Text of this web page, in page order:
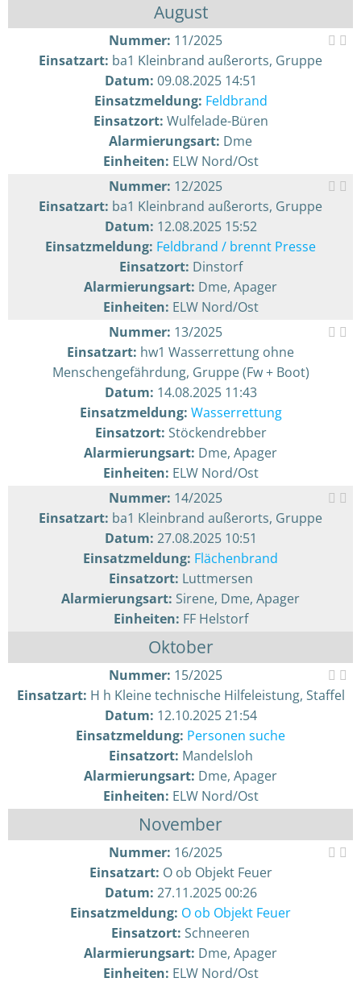
August
Nummer: 11/2025
Einsatzart: ba1 Kleinbrand außerorts, Gruppe
Datum: 09.08.2025 14:51
Einsatzmeldung: Feldbrand
Einsatzort: Wulfelade-Büren
Alarmierungsart: Dme
Einheiten: ELW Nord/Ost
Nummer: 12/2025
Einsatzart: ba1 Kleinbrand außerorts, Gruppe
Datum: 12.08.2025 15:52
Einsatzmeldung: Feldbrand / brennt Presse
Einsatzort: Dinstorf
Alarmierungsart: Dme, Apager
Einheiten: ELW Nord/Ost
Nummer: 13/2025
Einsatzart: hw1 Wasserrettung ohne
Menschengefährdung, Gruppe (Fw + Boot)
Datum: 14.08.2025 11:43
Einsatzmeldung: Wasserrettung
Einsatzort: Stöckendrebber
Alarmierungsart: Dme, Apager
Einheiten: ELW Nord/Ost
Nummer: 14/2025
Einsatzart: ba1 Kleinbrand außerorts, Gruppe
Datum: 27.08.2025 10:51
Einsatzmeldung: Flächenbrand
Einsatzort: Luttmersen
Alarmierungsart: Sirene, Dme, Apager
Einheiten: FF Helstorf
Oktober
Nummer: 15/2025
Einsatzart: H h Kleine technische Hilfeleistung, Staffel
Datum: 12.10.2025 21:54
Einsatzmeldung: Personen suche
Einsatzort: Mandelsloh
Alarmierungsart: Dme, Apager
Einheiten: ELW Nord/Ost
November
Nummer: 16/2025
Einsatzart: O ob Objekt Feuer
Datum: 27.11.2025 00:26
Einsatzmeldung: O ob Objekt Feuer
Einsatzort: Schneeren
Alarmierungsart: Dme, Apager
Einheiten: ELW Nord/Ost